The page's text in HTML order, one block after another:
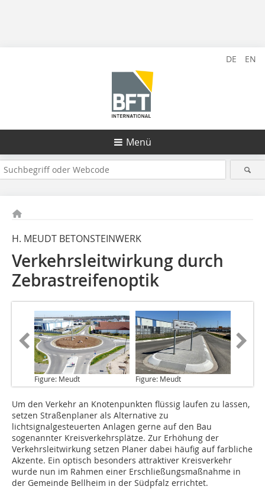
DE EN
Menü
H. MEUDT BETONSTEINWERK
Verkehrsleitwirkung durch
Zebrastreifenoptik
Figure: Meudt Figure: Meudt
Um den Verkehr an Knotenpunkten flüssig laufen zu lassen,
setzen Straßenplaner als Alternative zu
lichtsignalgesteuerten Anlagen gerne auf den Bau
sogenannter Kreisverkehrsplätze. Zur Erhöhung der
Verkehrsleitwirkung setzen Planer dabei häufig auf farbliche
Akzente. Ein optisch besonders attraktiver Kreisverkehr
wurde nun im Rahmen einer Erschließungsmaßnahme in
der Gemeinde Bellheim in der Südpfalz errichtet.